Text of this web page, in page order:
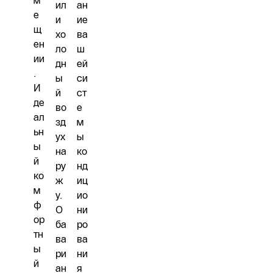
е
щ
ен
ии
.
И
де
ал
ьн
ы
й
ко
м
ф
ор
тн
ы
й
ил
и
хо
ло
дн
ы
й
во
зд
ух
на
ру
ж
у.
О
ба
ва
ри
ан
ан
ие
ва
ш
ей
си
ст
е
м
ы
ко
нд
иц
ио
ни
ро
ва
ни
я